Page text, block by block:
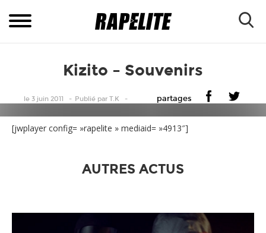
Kizito – Souvenirs
le 3 juin 2011 Publiépar T.K partages
[jwplayer config= »rapelite » mediaid= »4913″]
AUTRES ACTUS